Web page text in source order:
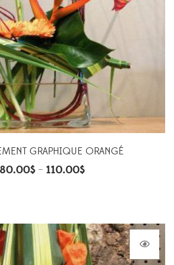
GRAPHIQUE ORANGÉ
80.00$– 110.00$